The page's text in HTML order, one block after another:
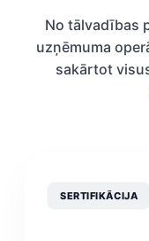
No tālvadības
uzņēmuma
sakārtot
SERTIFIKĀCIJA